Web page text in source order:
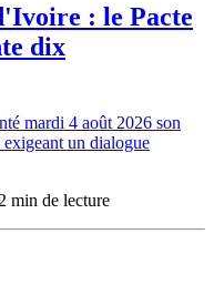
: le Pacte
dix
mardi 4 août 2026 son
un dialogue
min de lecture